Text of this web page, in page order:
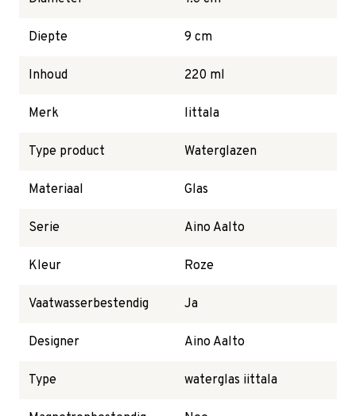
Diepte 9 cm
Inhoud 220 ml
Merk littala
Type product Waterglazen
Materiaal Glas
Serie Aino Aalto
Kleur Roze
Vaatwasserbestendig Ja
Designer Aino Aalto
Type waterglas iittala